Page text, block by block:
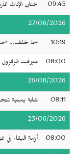
09:45 ختان الإناث
27/06/2026
10:19 سما خلف… صمتٌ
08:00 ميرفت الزقزوق
26/06/2026
08:11 شابة يمنية
23/06/2026
08:00 أزمة البقاء في